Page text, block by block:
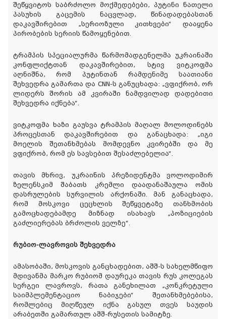
შეწყვიტოს საბრძოლო მოქმედებები, პუტინი ნათელი
პასუხის გაცემის ნაცვლად, წინადადებასთან
დაკავშირებით „სერიოზული კითხვები“ დააყენა
პირობების სერიის წამოყენებით.
ტრამპის სპეციალურმა წარმომადგენელმა უკრაინაში
კონფლიქტთან დაკავშირებით, სტივ ვიტკოფმა
აღნიშნა, რომ პუტინთან რამდენიმე საათიანი
შეხვედრა გამართა და CNN-ს განუცხადა: „ვფიქრობ, ორ
ლიდერს შორის ამ კვირაში ნამდვილად დადებითი
შეხვედრა იქნება“.
ვიტკოფმა ხაზი გაუსვა ტრამპის მაღალ მოლოდინებს
პროცესთან დაკავშირებით და განაცხადა: „იგი
მოელის შეთანხმებას მომდევნო კვირებში და მე
ვფიქრობ, რომ ეს სავსებით შესაძლებელია“.
თავის მხრივ, უკრაინის პრეზიდენტმა ვოლოდიმირ
ზელენსკიმ შაბათს კრემლი დაადანაშაულა ომის
დასრულების სურვილის არქონაში. მან განაცხადა,
რომ მოსკოვი ცეცხლის შეწყვეტაზე თანხმობის
გამოცხადებამდე მიზნად ისახავს „პოზიციების
გაძლიერებას ბრძოლის ველზე“.
რუბიო-ლავროვის შეხვედრა
ამასობაში, მოსკოვის განცხადებით, აშშ-ს სახელმწიფო
მდივანმა მარკო რუბიომ დაურეკა თავის რუს კოლეგას
სერგეი ლავროვს, რათა განეხილათ „კონკრეტული
საიმპლემენტაციო ნაბიჯები“ შეთანხმებებისა,
რომლებიც მიღწეულ იქნა გასულ თვეს საუდის
არაბეთში გამართულ აშშ-რუსეთის სამიტზე.